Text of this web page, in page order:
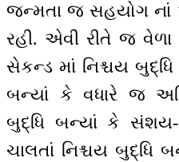
જન્મતા જ સહયોગ નાં
રહી. એવી રીતે જ
સેકન્ડ માં નિશ્ચય બુદ્ધિ
બન્યાં કે વધારે જ
બુદ્ધિ બન્યાં કે સંશય-
ચાલતાં નિશ્ચય બુદ્ધિ